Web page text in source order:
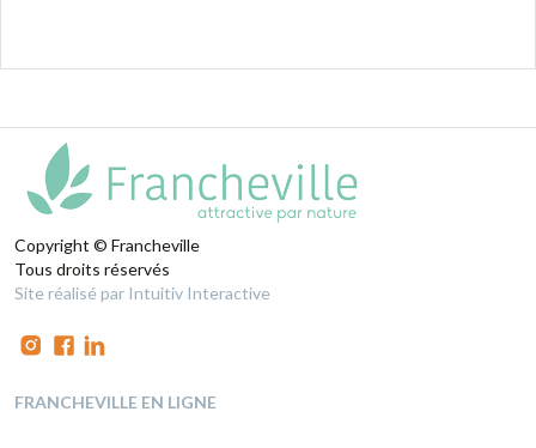
Copyright © Francheville
Tous droits réservés
Site réalisé par Intuitiv Interactive
FRANCHEVILLE EN LIGNE